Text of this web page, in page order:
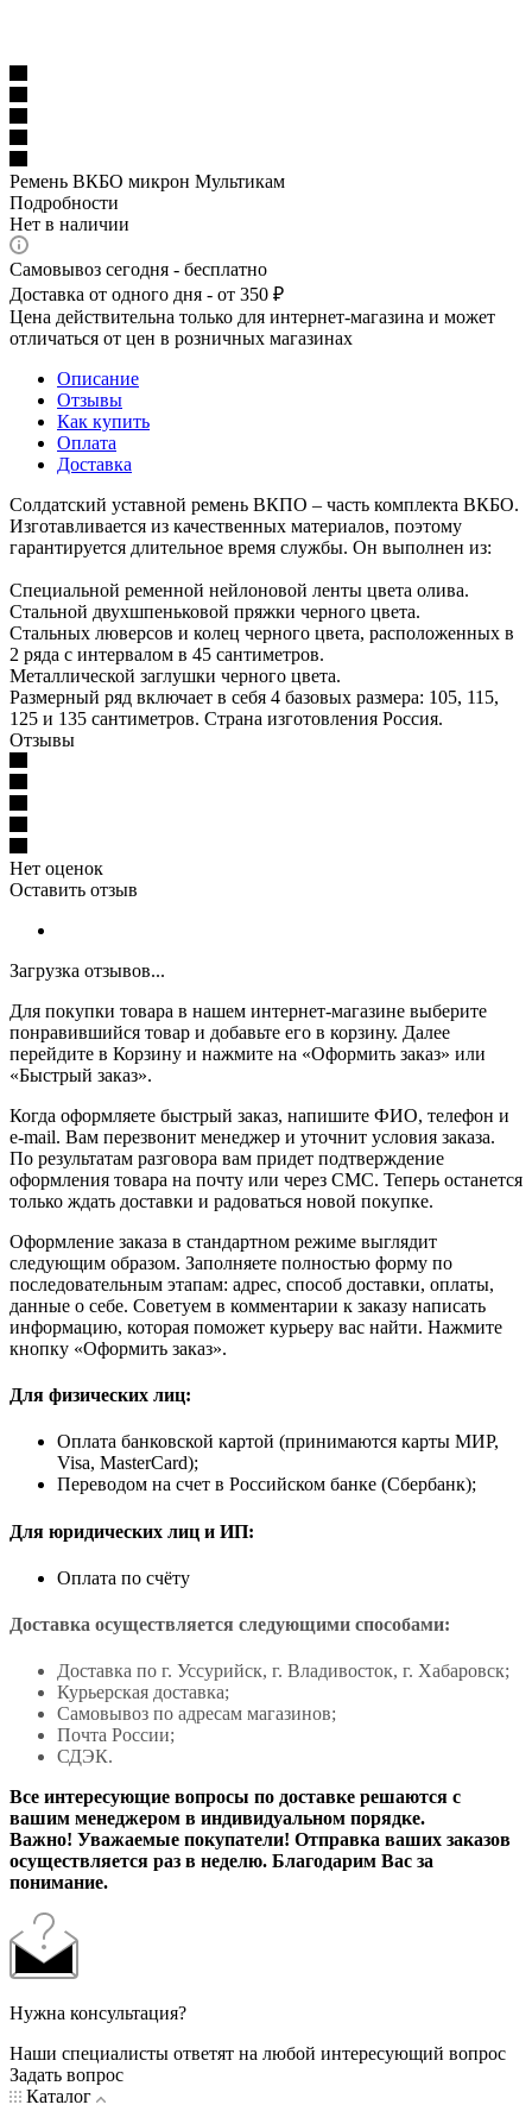
Ремень ВКБО микрон Мультикам
Подробности
Нет в наличии
Самовывоз сегодня - бесплатно
Доставка от одного дня - от 350 ₽
Цена действительна только для интернет-магазина и может
отличаться от цен в розничных магазинах
Описание
Отзывы
Как купить
Оплата
Доставка
Солдатский уставной ремень ВКПО – часть комплекта ВКБО.
Изготавливается из качественных материалов, поэтому
гарантируется длительное время службы. Он выполнен из:
Специальной ременной нейлоновой ленты цвета олива.
Стальной двухшпеньковой пряжки черного цвета.
Стальных люверсов и колец черного цвета, расположенных в
2 ряда с интервалом в 45 сантиметров.
Металлической заглушки черного цвета.
Размерный ряд включает в себя 4 базовых размера: 105, 115,
125 и 135 сантиметров. Страна изготовления Россия.
Отзывы
Нет оценок
Оставить отзыв
Загрузка отзывов...
Для покупки товара в нашем интернет-магазине выберите
понравившийся товар и добавьте его в корзину. Далее
перейдите в Корзину и нажмите на «Оформить заказ» или
«Быстрый заказ».
Когда оформляете быстрый заказ, напишите ФИО, телефон и
e-mail. Вам перезвонит менеджер и уточнит условия заказа.
По результатам разговора вам придет подтверждение
оформления товара на почту или через СМС. Теперь останется
только ждать доставки и радоваться новой покупке.
Оформление заказа в стандартном режиме выглядит
следующим образом. Заполняете полностью форму по
последовательным этапам: адрес, способ доставки, оплаты,
данные о себе. Советуем в комментарии к заказу написать
информацию, которая поможет курьеру вас найти. Нажмите
кнопку «Оформить заказ».
Для физических лиц:
Оплата банковской картой (принимаются карты МИР,
Visa, MasterCard);
Переводом на счет в Российском банке (Сбербанк);
Для юридических лиц и ИП:
Оплата по счёту
Доставка осуществляется следующими способами:
Доставка по г. Уссурийск, г. Владивосток, г. Хабаровск;
Курьерская доставка;
Самовывоз по адресам магазинов;
Почта России;
СДЭК.
Все интересующие вопросы по доставке решаются с
вашим менеджером в индивидуальном порядке.
Важно! Уважаемые покупатели! Отправка ваших заказов
осуществляется раз в неделю. Благодарим Вас за
понимание.
Нужна консультация?
Наши специалисты ответят на любой интересующий вопрос
Задать вопрос
Каталог